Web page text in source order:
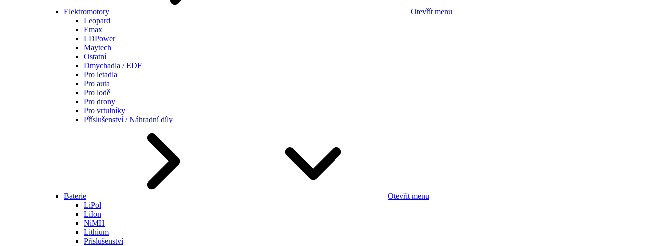
Elektromotory
Otevřít menu
Leopard
Emax
LDPower
Maytech
Ostatní
Dmychadla / EDF
Pro letadla
Pro auta
Pro lodě
Pro drony
Pro vrtulníky
Příslušenství / Náhradní díly
Baterie
Otevřít menu
LiPol
LiIon
NiMH
Lithium
Příslušenství